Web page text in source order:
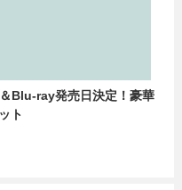
Blu-ray発売日決定！豪華
ト